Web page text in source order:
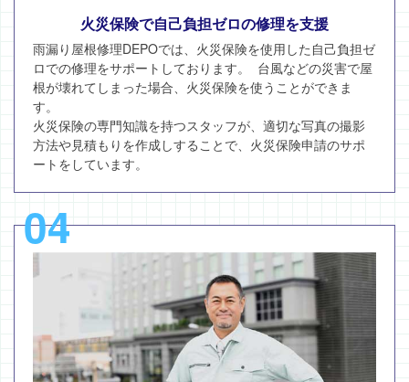
火災保険で自己負担ゼロの修理を支援
雨漏り屋根修理DEPOでは、火災保険を使用した自己負担ゼ
ロでの修理をサポートしております。 台風などの災害で屋
根が壊れてしまった場合、火災保険を使うことができま
す。
火災保険の専門知識を持つスタッフが、適切な写真の撮影
方法や見積もりを作成しすることで、火災保険申請のサポ
ートをしています。
04